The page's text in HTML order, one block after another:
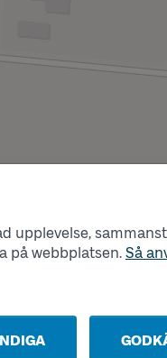
upplevelse,
på webbplatsen. Så